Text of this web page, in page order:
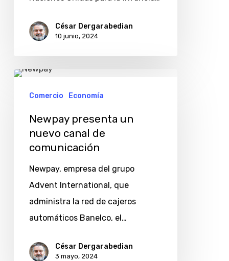
niños
César Dergarabedian
10 junio, 2024
Newpay
presenta
nuevo
comunicación
Comercio Economía
Newpay presenta un
nuevo canal de
comunicación
Newpay, empresa del grupo
Advent International, que
administra la red de cajeros
automáticos Banelco, el…
César Dergarabedian
3 mayo, 2024